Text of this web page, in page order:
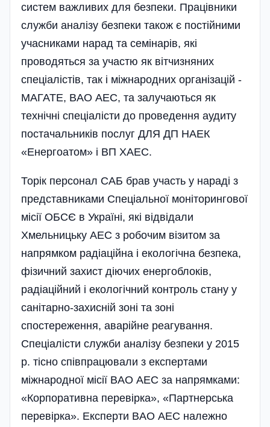
систем важливих для безпе­ки. Працівники
служби аналізу безпеки також є постійними
учасниками нарад та семінарів, які
проводяться за участю як вітчизняних
спеціалістів, так і міжнарод­них організацій -
МАГАТЕ, BAO АЕС, та залучаються як
технічні спеціалісти до проведення аудиту
постачальників по­слуг ДЛЯ ДП НАЕК
«Енергоатом» і ВП ХАЕС.
Торік персонал САБ брав участь у нараді з
представниками Спеціальної моніторингової
місії ОБСЄ в Україні, які відвідали
Хмельницьку АЕС з робочим візитом за
напрямком радіаційна і еко­логічна безпека,
фізичний захист дію­чих енергоблоків,
радіаційний і еколо­гічний контроль стану у
санітарно-за­хисній зоні та зоні
спостереження, ава­рійне реагування.
Спеціалісти служби аналізу безпеки у 2015
р. тісно співпра­цювали з експертами
міжнародної місії BAO АЕС за напрямками:
«Корпора­тивна перевірка», «Партнерська
пере­вірка». Експерти BAO АЕС належно